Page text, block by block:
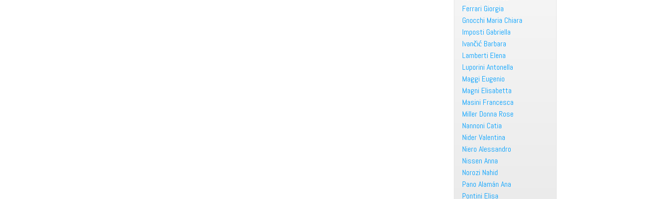
Ferrari Giorgia
Gnocchi Maria Chiara
Imposti Gabriella
Ivančić Barbara
Lamberti Elena
Luporini Antonella
Maggi Eugenio
Magni Elisabetta
Masini Francesca
Miller Donna Rose
Nannoni Catia
Nider Valentina
Niero Alessandro
Nissen Anna
Norozi Nahid
Pano Alamán Ana
Pontini Elisa